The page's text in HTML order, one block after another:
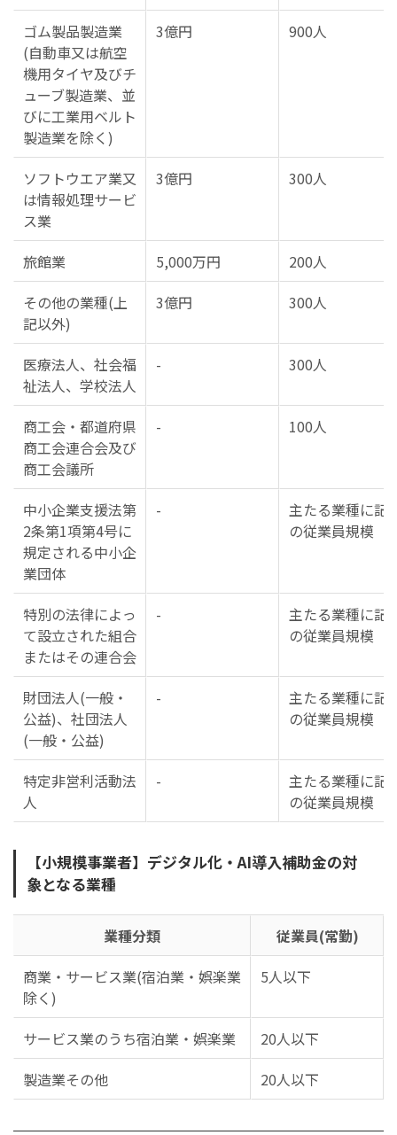
ゴム製品製造業
(自動車又は航空
機用タイヤ及びチ
ューブ製造業、並
びに工業用ベルト
製造業を除く)
3億円 900人
ソフトウエア業又
は情報処理サービ
ス業
3億円 300人
旅館業 5,000万円
200人
その他の業種(上
記以外)
3億円 300人
医療法人、社会福
祉法人、学校法人
- 300人
商工会・都道府県
商工会連合会及び
商工会議所
- 100人
中小企業支援法第
2条第1項第4号に
規定される中小企
業団体
-
主たる業種に記
の従業員規模
特別の法律によっ
て設立された組合
またはその連合会
-
主たる業種に記
の従業員規模
財団法人(一般・
公益)、社団法人
(一般・公益)
-
主たる業種に記
の従業員規模
特定非営利活動法
人
-
主たる業種に記
の従業員規模
【小規模事業者】デジタル化・AI導入補助金の対
象となる業種
業種分類
従業員(常勤)
商業・サービス業(宿泊業・娯楽業
除く)
5人以下
サービス業のうち宿泊業・娯楽業
20人以下
製造業その他
20人以下